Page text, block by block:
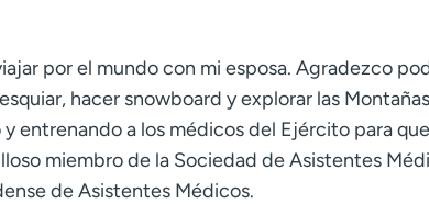
por el mundo con mi esposa. Agradezco
hacer snowboard y explorar las
entrenando a los médicos del Ejército para
miembro de la Sociedad de Asistentes
de Asistentes Médicos.